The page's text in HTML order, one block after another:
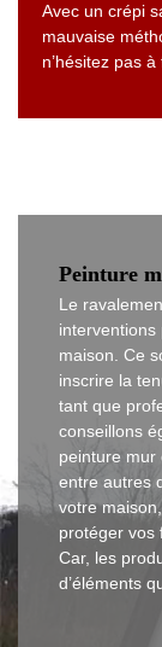
Avec un crépi
mauvaise
n’hésitez pas
Peinture
Le
maison. Ce
inscrire la
tant que
conseillons
peinture mur
entre autres
votre
protéger vos
Car, les
d’éléments